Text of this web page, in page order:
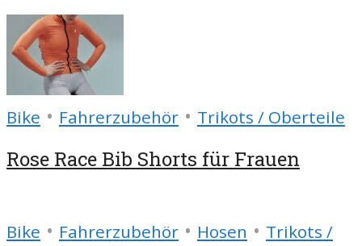
Bike • Fahrerzubehör • Trikots / Oberteile
Rose Race Bib Shorts für Frauen
Bike • Fahrerzubehör • Hosen • Trikots /